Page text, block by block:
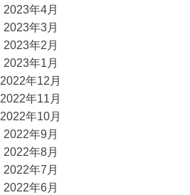
2023年4月
2023年3月
2023年2月
2023年1月
2022年12月
2022年11月
2022年10月
2022年9月
2022年8月
2022年7月
2022年6月